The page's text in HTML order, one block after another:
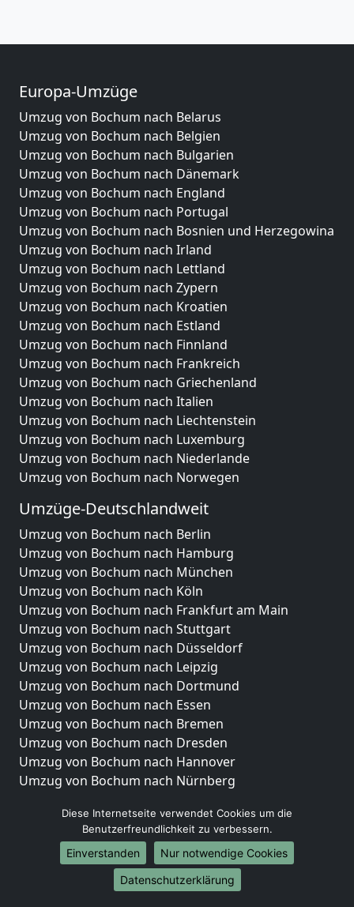
Europa-Umzüge
Umzug von Bochum nach Belarus
Umzug von Bochum nach Belgien
Umzug von Bochum nach Bulgarien
Umzug von Bochum nach Dänemark
Umzug von Bochum nach England
Umzug von Bochum nach Portugal
Umzug von Bochum nach Bosnien und Herzegowina
Umzug von Bochum nach Irland
Umzug von Bochum nach Lettland
Umzug von Bochum nach Zypern
Umzug von Bochum nach Kroatien
Umzug von Bochum nach Estland
Umzug von Bochum nach Finnland
Umzug von Bochum nach Frankreich
Umzug von Bochum nach Griechenland
Umzug von Bochum nach Italien
Umzug von Bochum nach Liechtenstein
Umzug von Bochum nach Luxemburg
Umzug von Bochum nach Niederlande
Umzug von Bochum nach Norwegen
Umzüge-Deutschlandweit
Umzug von Bochum nach Berlin
Umzug von Bochum nach Hamburg
Umzug von Bochum nach München
Umzug von Bochum nach Köln
Umzug von Bochum nach Frankfurt am Main
Umzug von Bochum nach Stuttgart
Umzug von Bochum nach Düsseldorf
Umzug von Bochum nach Leipzig
Umzug von Bochum nach Dortmund
Umzug von Bochum nach Essen
Umzug von Bochum nach Bremen
Umzug von Bochum nach Dresden
Umzug von Bochum nach Hannover
Umzug von Bochum nach Nürnberg
Umzug von Bochum nach Bochum
Umzug von Bochum nach Wuppertal
Umzug von Bochum nach Bielefeld
Umzug von Bochum nach Bonn
Umzug von Bochum nach Münster
Diese Internetseite verwendet Cookies um die
Benutzerfreundlichkeit zu verbessern.
Einverstanden
Nur notwendige Cookies
Datenschutzerklärung